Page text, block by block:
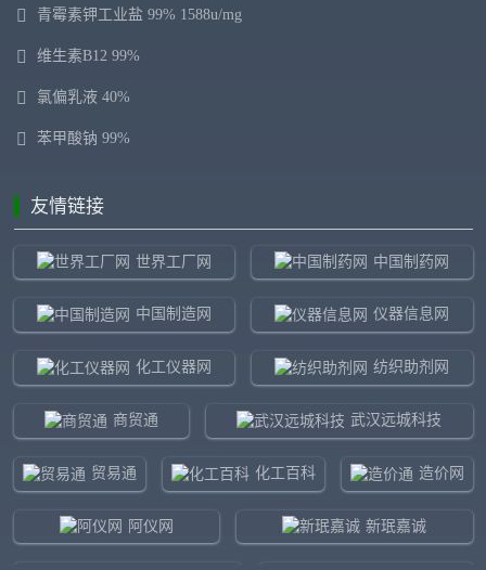
青霉素钾工业盐 99% 1588u/mg
维生素B12 99%
氯偏乳液 40%
苯甲酸钠 99%
友情链接
世界工厂网 中国制药网
中国制造网 仪器信息网
化工仪器网 纺织助剂网
商贸通 武汉远城科技
贸易通 化工百科 造价网
阿仪网 新珉嘉诚